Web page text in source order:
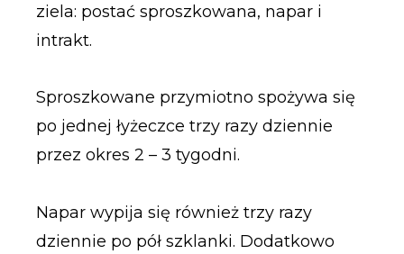
ziela: postać sproszkowana, napar i
intrakt.
Sproszkowane przymiotno spożywa się
po jednej łyżeczce trzy razy dziennie
przez okres 2 – 3 tygodni.
Napar wypija się również trzy razy
dziennie po pół szklanki. Dodatkowo